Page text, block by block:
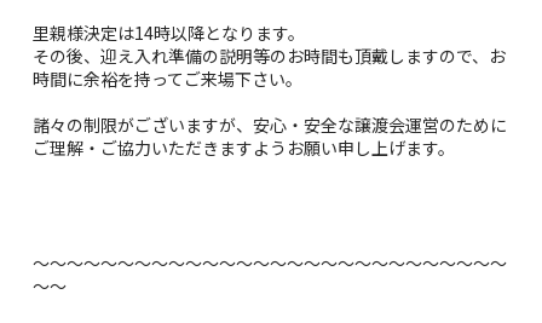
里親様決定は14時以降となります。
その後、迎え入れ準備の説明等のお時間も頂戴しますので、お
時間に余裕を持ってご来場下さい。
諸々の制限がございますが、安心・安全な譲渡会運営のために
ご理解・ご協力いただきますようお願い申し上げます。
～～～～～～～～～～～～～～～～～～～～～～～～～～～～
～～